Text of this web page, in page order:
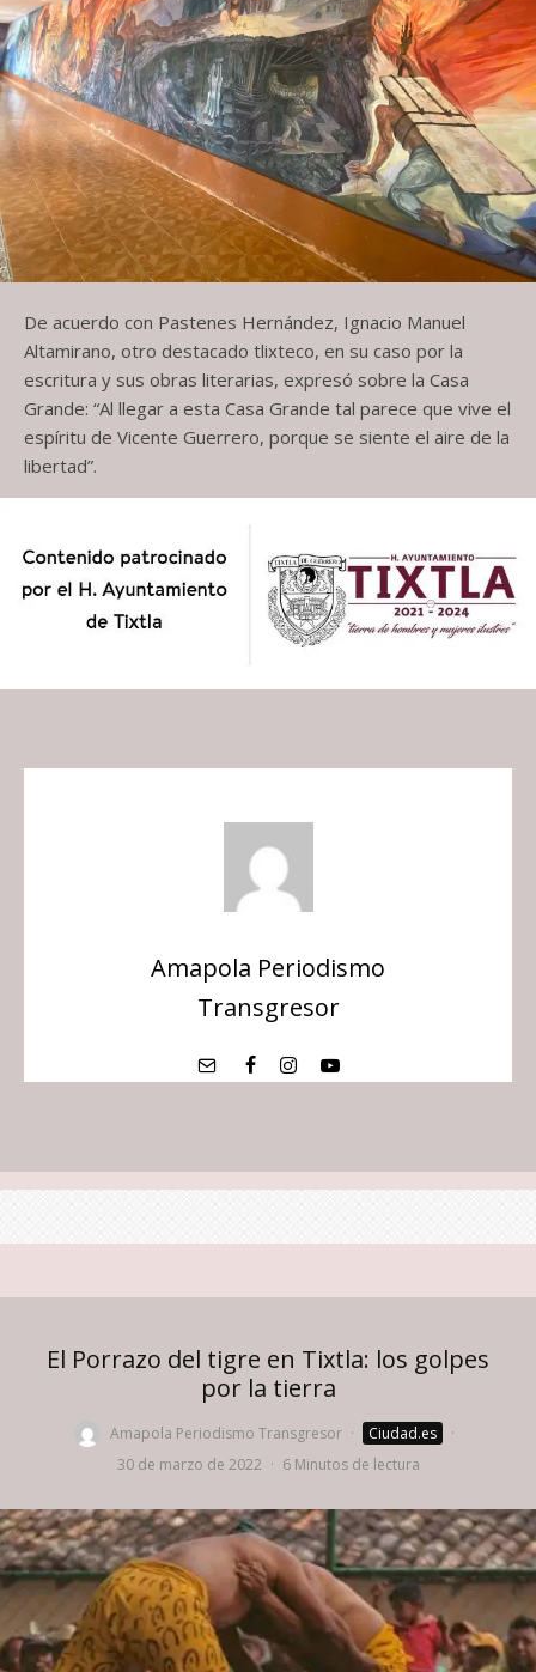
De acuerdo con Pastenes Hernández, Ignacio Manuel
Altamirano, otro destacado tlixteco, en su caso por la
escritura y sus obras literarias, expresó sobre la Casa
Grande: “Al llegar a esta Casa Grande tal parece que vive el
espíritu de Vicente Guerrero, porque se siente el aire de la
libertad”.
Amapola Periodismo
Transgresor
El Porrazo del tigre en Tixtla: los golpes
por la tierra
Amapola Periodismo Transgresor · Ciudad.es
·
30 de marzo de 2022 · 6 Minutos de lectura